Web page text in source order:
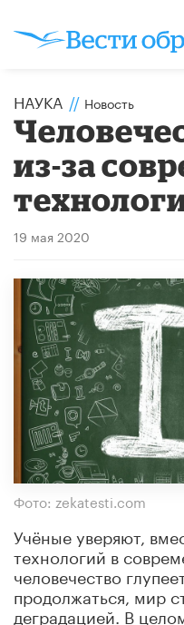
НАУКА // Новость
из-за
19 мая 2020
Фото: zekatesti.com
Учёные уверяют,
технологий в
человечество
продолжаться, мир
деградацией. В